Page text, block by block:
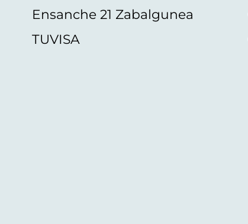
Ensanche 21 Zabalgunea
TUVISA